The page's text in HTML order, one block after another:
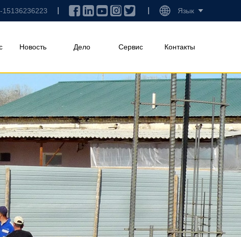
15136236223 Язык
Новость Дело Сервис Контакты